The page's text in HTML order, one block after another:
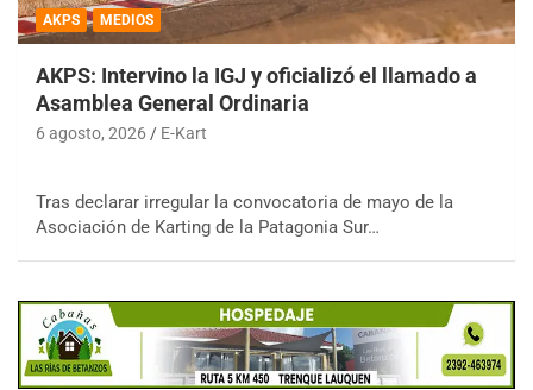
AKPS MEDIOS
AKPS: Intervino la IGJ y oficializó el llamado a
Asamblea General Ordinaria
6 agosto, 2026 E-Kart
Tras declarar irregular la convocatoria de mayo de la
Asociación de Karting de la Patagonia Sur…